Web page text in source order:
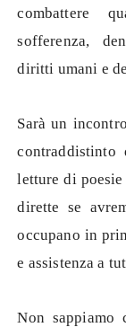
combattere
sofferenza,
diritti umani e
Sarà un
contraddistinto
letture di poesie
dirette se
occupano in
e assistenza a
Non sappiamo